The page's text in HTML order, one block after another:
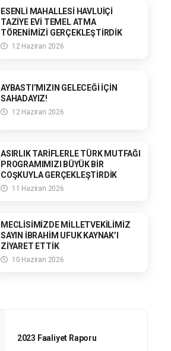
ESENLİ MAHALLESİ HAVLUİÇİ
TAZİYE EVİ TEMEL ATMA
TÖRENİMİZİ GERÇEKLEŞTİRDİK
12 Haziran 2026
AYBASTI’MIZIN GELECEĞİ İÇİN
SAHADAYIZ!
12 Haziran 2026
ASIRLIK TARİFLERLE TÜRK MUTFAĞI
PROGRAMIMIZI BÜYÜK BİR
COŞKUYLA GERÇEKLEŞTİRDİK
11 Haziran 2026
MECLİSİMİZDE MİLLETVEKİLİMİZ
SAYIN İBRAHİM UFUK KAYNAK’I
ZİYARET ETTİK
10 Haziran 2026
2023 Faaliyet Raporu